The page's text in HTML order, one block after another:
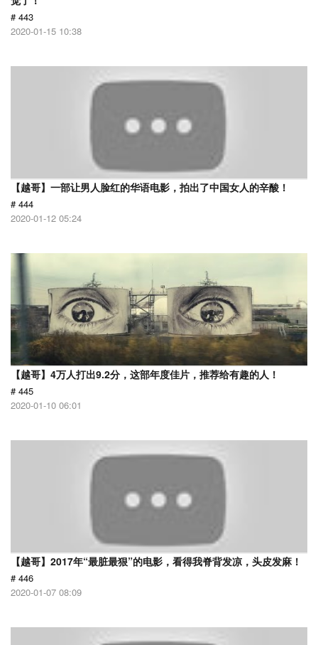
# 443
2020-01-15 10:38
【越哥】一部让男人脸红的华语电影，拍出了中国女人的辛酸！
# 444
2020-01-12 05:24
【越哥】4万人打出9.2分，这部年度佳片，推荐给有趣的人！
# 445
2020-01-10 06:01
【越哥】2017年“最脏最狠”的电影，看得我脊背发凉，头皮发麻！
# 446
2020-01-07 08:09